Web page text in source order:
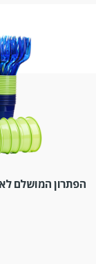
הפתרון המושלם